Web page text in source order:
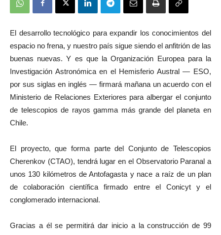
El desarrollo tecnológico para expandir los conocimientos del
espacio no frena, y nuestro país sigue siendo el anfitrión de las
buenas nuevas. Y es que la Organización Europea para la
Investigación Astronómica en el Hemisferio Austral — ESO,
por sus siglas en inglés — firmará mañana un acuerdo con el
Ministerio de Relaciones Exteriores para albergar el conjunto
de telescopios de rayos gamma más grande del planeta en
Chile.
El proyecto, que forma parte del Conjunto de Telescopios
Cherenkov (CTAO), tendrá lugar en el Observatorio Paranal a
unos 130 kilómetros de Antofagasta y nace a raíz de un plan
de colaboración científica firmado entre el Conicyt y el
conglomerado internacional.
Gracias a él se permitirá dar inicio a la construcción de 99